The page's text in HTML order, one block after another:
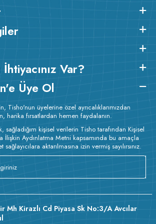
işçilik uygulanan kaliteli bir üründür.
kullanılan boyalar sertifikalı ve güvenlidir;
vermez.
ve tersten yıkanır. Kuru temizleme yapılmaz.
kurutulmaz.
Orta ısıda ve tersten ütülenir.
İhtiyacınız Var?
Üye Ol
Tisho'nun üyelerine özel ayrıcalıklarımızdan
harika fırsatlardan hemen faydalanın.
kişisel verilerin Tisho tarafından Kişisel
İlişkin Aydınlatma Metni kapsamında bu amaçla
aktarılmasına izin vermiş sayılırsınız.
Mh Kirazlı Cd Piyasa Sk No:3/A Avcılar